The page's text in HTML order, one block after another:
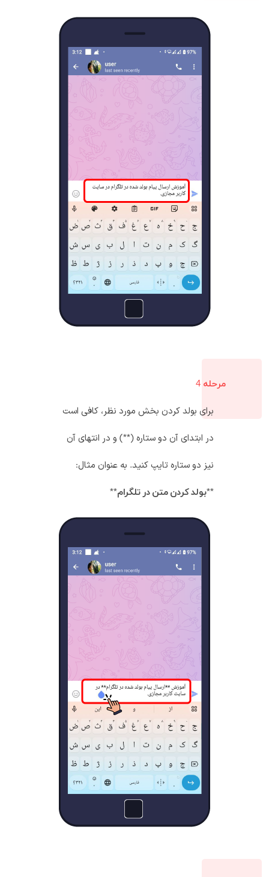
مرحله 4
برای بولد کردن بخش مورد نظر، کافی است
در ابتدای آن دو ستاره (**) و در انتهای آن
نیز دو ستاره تایپ کنید. به عنوان مثال:
**بولد کردن متن در تلگرام**